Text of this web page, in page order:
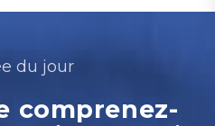
du jour
comprenez-